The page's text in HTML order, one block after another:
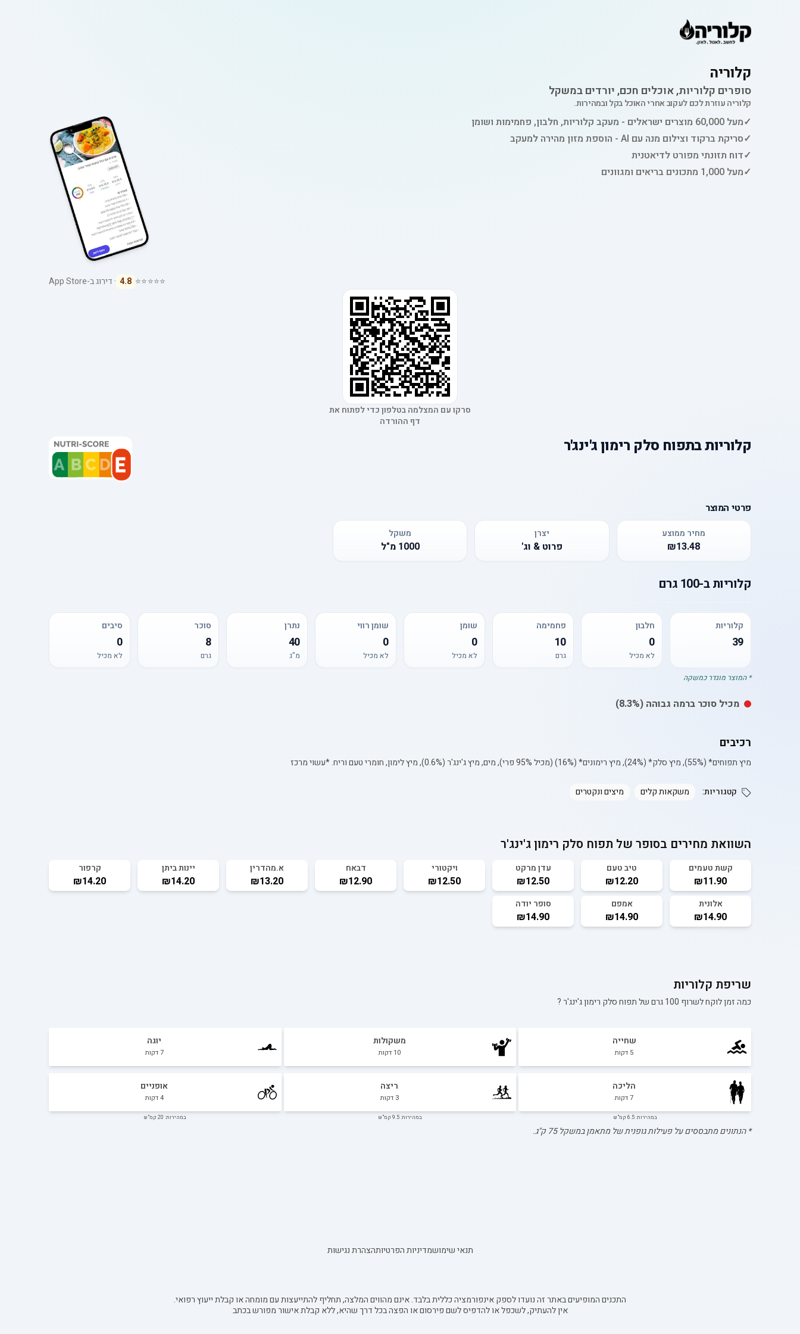
קלוריה
סופרים קלוריות, אוכלים חכם, יורדים במשקל
קלוריה עוזרת לכם לעקוב אחרי האוכל בקל ובמהירות.
✓מעל 60,000 מוצרים ישראלים - מעקב קלוריות, חלבון, פחמימות ושומן
✓סריקת ברקוד וצילום מנה עם AI - הוספת מזון מהירה למעקב
✓דוח תזונתי מפורט לדיאטנית
✓מעל 1,000 מתכונים בריאים ומגוונים
⭐⭐⭐⭐⭐
4.8 · דירוג ב-App Store
סרקו עם המצלמה בטלפון כדי לפתוח את
דף ההורדה
קלוריותבתפוח סלק רימון ג'ינג'ר
פרטי המוצר
מחיר ממוצע
₪13.48
יצרן
פרוט & וג'
משקל
1000 מ"ל
קלוריותב-100 גרם
קלוריות
39
חלבון
0
לא מכיל
פחמימה
10
גרם
שומן
0
לא מכיל
שומן רווי
0
לא מכיל
נתרן
40
מ"ג
סוכר
8
גרם
סיבים
0
לא מכיל
* המוצר מוגדר כמשקה
מכיל סוכר ברמה גבוהה (8.3%)
רכיבים
מיץ תפוחים* (55%), מיץ סלק* (24%), מיץ רימונים* (16%) (מכיל 95% פרי), מים, מיץ ג'ינג'ר (0.6%), מיץ לימון, חומרי טעם וריח. *עשוי מרכז
קטגוריות: משקאות קלים מיצים ונקטרים
השוואת מחירים בסופר של תפוח סלק רימון ג'ינג'ר
קשת טעמים
₪11.90
טיב טעם
₪12.20
עדן מרקט
₪12.50
ויקטורי
₪12.50
דבאח
₪12.90
א.מהדרין
₪13.20
יינות ביתן
₪14.20
קרפור
₪14.20
אלונית
₪14.90
אמפם
₪14.90
סופר יודה
₪14.90
שריפת קלוריות
כמה זמן לוקח לשרוף 100 גרם של תפוח סלק רימון ג'ינג'ר?
שחייה
5 דקות
משקולות
10 דקות
יוגה
7דקות
הליכה
7דקות
במהירות: 6.5 קמ"ש
ריצה
3 דקות
במהירות: 9.5 קמ"ש
אופניים
4דקות
במהירות: 20 קמ"ש
* הנתונים מתבססים על פעילות גופנית של מתאמן במשקל75ק"ג.
תנאי שימושמדיניות הפרטיותהצהרת נגישות
התכנים המופיעים באתר זה נועדו לספק אינפורמציה כללית בלבד. אינם מהווים המלצה, תחליף להתייעצות עם מומחה או קבלת ייעוץ רפואי.
אין להעתיק, לשכפל או להדפיס לשם פירסום או הפצה בכל דרך שהיא, ללא קבלת אישור מפורש בכתב